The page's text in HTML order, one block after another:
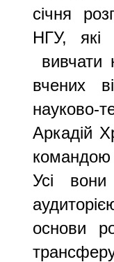
січня
НГУ, які
вивчати
вчених
науково-
Аркадій
командою
Усі вони
основи